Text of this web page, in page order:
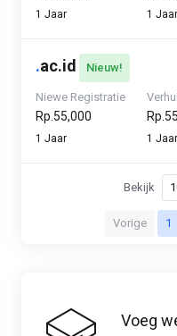
1 Jaar 1 Jaar
.ac.id Nieuw!
Niewe Registratie
Rp.55,000
1 Jaar 1 Jaar
Vorige 1
Bekijk
Voeg